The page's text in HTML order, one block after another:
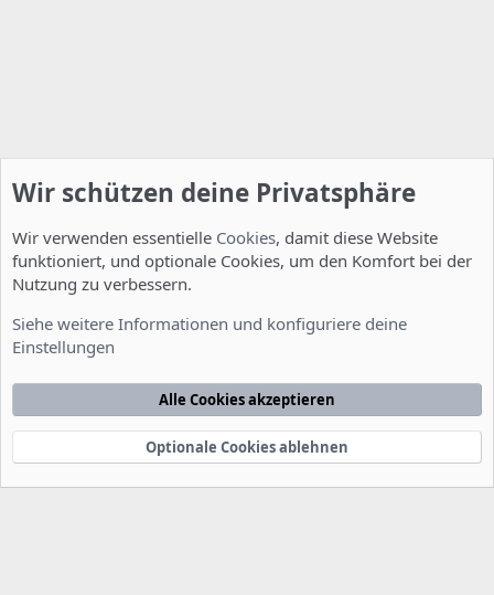
Nutzungsbedingungen Datenschutzerklärung
Startseite
e
Community platform by XenForo® © 2010-2022 XenForo Ltd.
xenDach©2010-2014
Wir schützen deine Privatsphäre
Wir verwenden essentielle Cookies, damit diese Website
funktioniert, und optionale Cookies, um den Komfort bei der
Nutzung zu verbessern.
Siehe weitere Informationen und konfiguriere deine
Einstellungen
Alle Cookies akzeptieren
Optionale Cookies ablehnen